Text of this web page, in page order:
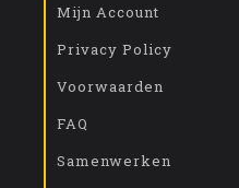
Mijn Account
Privacy Policy
Voorwaarden
FAQ
Samenwerken